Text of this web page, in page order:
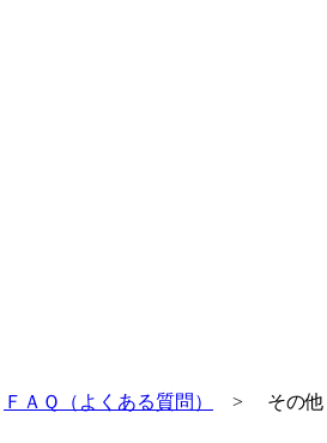
ＦＡＱ（よくある質問） > その他